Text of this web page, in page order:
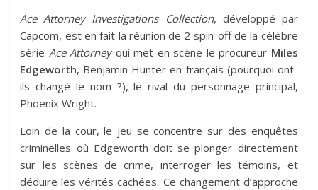
Ace Attorney Investigations Collection, développé par
Capcom, est en fait la réunion de 2 spin-off de la célèbre
série Ace Attorneyqui met en scène le procureur Miles
Edgeworth, Benjamin Hunter en français (pourquoi ont-
ils changé le nom ?), le rival du personnage principal,
Phoenix Wright.
Loin de la cour, le jeu se concentre sur des enquêtes
criminelles où Edgeworth doit se plonger directement
sur les scènes de crime, interroger les témoins, et
déduire les vérités cachées. Ce changement d’approche